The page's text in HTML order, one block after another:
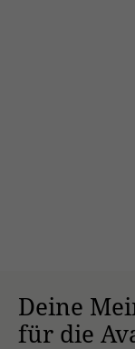
Deine
für die